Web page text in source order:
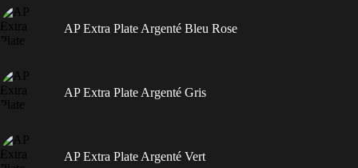
AP Extra Plate Argenté Bleu Rose
AP Extra Plate Argenté Gris
AP Extra Plate Argenté Vert